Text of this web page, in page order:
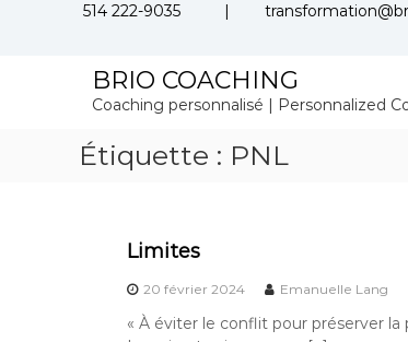
514 222-9035 |
BRIO COACHING
Coaching personnalisé | Personnalized
Étiquette : PNL
Limites
20 février 2024 Emanuelle Lang
« À éviter le conflit pour préserver